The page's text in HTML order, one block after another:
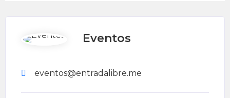
Eventos
eventos@entradalibre.me